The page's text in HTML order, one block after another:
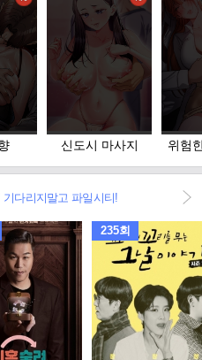
신도시 마사지
위험
다리지말고 파일시티!
235회